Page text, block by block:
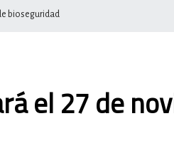
bioseguridad
el 27 de